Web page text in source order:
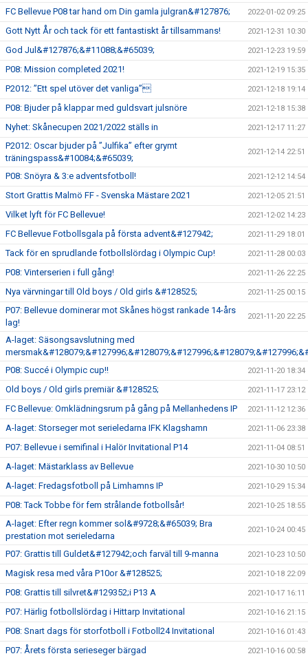
FC Bellevue P08 tar hand om Din gamla julgran&#127876; 2022-01-02 09:25
Gott Nytt År och tack för ett fantastiskt år tillsammans! 2021-12-31 10:30
God Jul&#127876;&#11088;&#65039; 2021-12-23 19:59
P08: Mission completed 2021! 2021-12-19 15:35
P2012: ”Ett spel utöver det vanliga” 2021-12-18 19:14
P08: Bjuder på klappar med guldsvart julsnöre 2021-12-18 15:38
Nyhet: Skånecupen 2021/2022 ställs in 2021-12-17 11:27
P2012: Oscar bjuder på ”Julfika” efter grymt
träningspass&#10084;&#65039;
2021-12-14 22:51
P08: Snöyra & 3:e adventsfotboll! 2021-12-12 14:54
Stort Grattis Malmö FF - Svenska Mästare 2021 2021-12-05 21:51
Vilket lyft för FC Bellevue! 2021-12-02 14:23
FC Bellevue Fotbollsgala på första advent&#127942; 2021-11-29 18:01
Tack för en sprudlande fotbollslördag i Olympic Cup! 2021-11-28 00:03
P08: Vinterserien i full gång! 2021-11-26 22:25
Nya värvningar till Old boys / Old girls &#128525; 2021-11-25 00:15
P07: Bellevue dominerar mot Skånes högst rankade 14-års
lag!
2021-11-20 22:25
A-laget: Säsongsavslutning med
P08: Succé i Olympic cup!!
2021-11-20 18:34
Old boys / Old girls premiär &#128525; 2021-11-17 23:12
FC Bellevue: Omklädningsrum på gång på Mellanhedens IP 2021-11-12 12:36
A-laget: Storseger mot serieledarna IFK Klagshamn 2021-11-06 23:38
P07: Bellevue i semifinal i Halör Invitational P14 2021-11-04 08:51
A-laget: Mästarklass av Bellevue 2021-10-30 10:50
A-laget: Fredagsfotboll på Limhamns IP 2021-10-29 15:34
P08: Tack Tobbe för fem strålande fotbollsår! 2021-10-25 18:55
A-laget: Efter regn kommer sol&#9728;&#65039; Bra
prestation mot serieledarna
2021-10-24 00:45
P07: Grattis till Guldet&#127942;och farväl till 9-manna 2021-10-23 10:50
Magisk resa med våra P10or &#128525; 2021-10-18 22:09
P08: Grattis till silvret&#129352;i P13 A 2021-10-17 16:11
P07: Härlig fotbollslördag i Hittarp Invitational 2021-10-16 21:15
P08: Snart dags för storfotboll i Fotboll24 Invitational 2021-10-16 01:43
P07: Årets första serieseger bärgad 2021-10-16 00:58